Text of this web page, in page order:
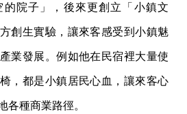
的院子」，後來更創立「小鎮文
創生實驗，讓來客感受到小鎮魅
業發展。例如他在民宿裡大量使
，都是小鎮居民心血，讓來客心
各種商業路徑。